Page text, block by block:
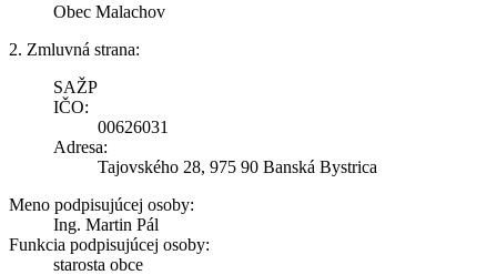
Obec Malachov
2. Zmluvná strana:
SAŽP
IČO:
00626031
Adresa:
Tajovského 28, 975 90 Banská Bystrica
Meno podpisujúcej osoby:
Ing. Martin Pál
Funkcia podpisujúcej osoby:
starosta obce